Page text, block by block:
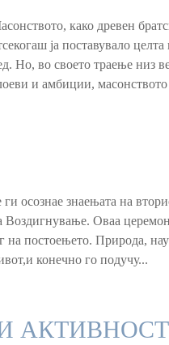
како древен
ја поставувало
Но, во своето траење низ
и амбиции, масонството
ги осознае знаењата на
Оваа
постоењето. Природа,
конечно го подучу...